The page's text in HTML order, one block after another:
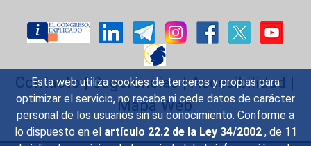
Esta web utiliza cookies de terceros y propias para
optimizar el servicio, no recaba ni cede datos de carácter
personal de los usuarios sin su conocimiento. Conforme a
lo dispuesto en el artículo 22.2 de la Ley 34/2002 , de 11
Contacto|Sugerencias|Accesibilidad |
Mapa Web